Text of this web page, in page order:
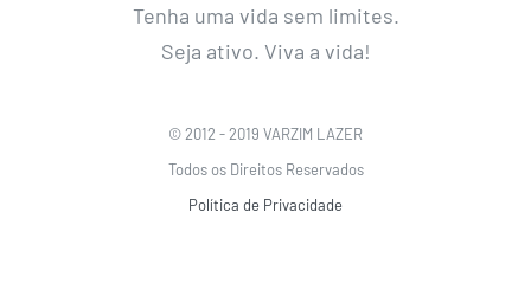
Tenha uma vida sem limites.
Seja ativo. Viva a vida!
© 2012 - 2019 VARZIM LAZER
Todos os Direitos Reservados
Política de Privacidade